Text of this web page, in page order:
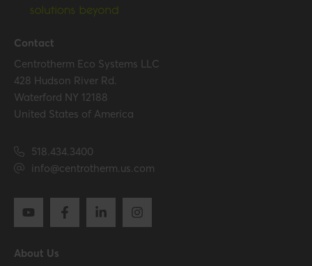
Contact
Centrotherm Eco Systems LLC
428 Hudson River Rd.
Waterford NY 12188
United States of America
518.434.3400
info@centrotherm.us.com
About Us